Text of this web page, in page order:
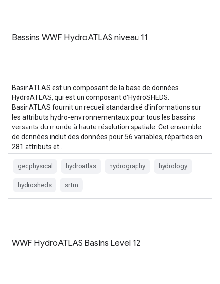
Bassins WWF HydroATLAS niveau 11
BasinATLAS est un composant de la base de données
HydroATLAS, qui est un composant d'HydroSHEDS.
BasinATLAS fournit un recueil standardisé d'informations sur
les attributs hydro-environnementaux pour tous les bassins
versants du monde à haute résolution spatiale. Cet ensemble
de données inclut des données pour 56 variables, réparties en
281 attributs et…
geophysical hydroatlas hydrography hydrology
hydrosheds srtm
WWF HydroATLAS Basins Level 12